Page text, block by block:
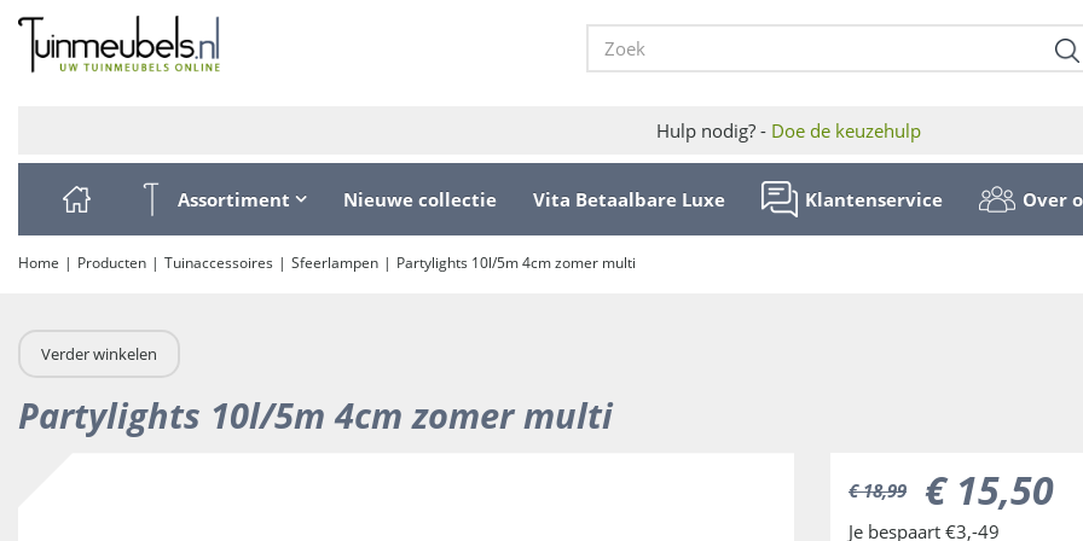
Ga
naar
content
Home Producten Tuinaccessoires Sfeerlampen Partylights 10l/5m 4cm zomer multi
Hulp nodig? - Doe de keuzehulp
Assortiment Nieuwe collectie Vita Betaalbare Luxe Klantenservice Over
Verder winkelen
Partylights 10l/5m 4cm zomer multi
€ 18,99 € 15,50
Je bespaart €3,-49